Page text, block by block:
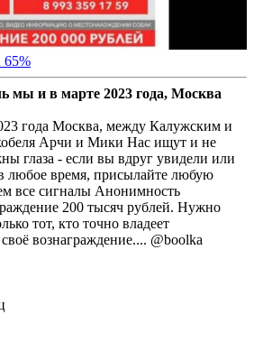
мы и в марте 2023 года, Москва
года Москва, между Калужским и
Арчи и Мики Нас ищут и не
глаза - если вы вдруг увидели или
любое время, присылайте любую
все сигналы Анонимность
200 тысяч рублей. Нужно
тот, кто точно владеет
вознаграждение.... @boolka